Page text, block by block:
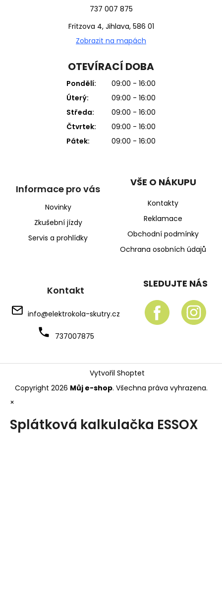
737 007 875
Fritzova 4, Jihlava, 586 01
Zobrazit na mapách
OTEVÍRACÍ DOBA
Pondělí:
09:00 - 16:00
Úterý:
09:00 - 16:00
Středa:
09:00 - 16:00
Čtvrtek:
09:00 - 16:00
Pátek:
09:00 - 16:00
Informace pro vás
Novinky
Zkušební jízdy
Servis a prohlídky
VŠE O NÁKUPU
Kontakty
Reklamace
Obchodní podmínky
Ochrana osobních údajů
Kontakt
info@elektrokola-skutry.cz
737007875
SLEDUJTE NÁS
Vytvořil Shoptet
Copyright 2026 Můj e-shop. Všechna práva vyhrazena.
×
Splátková kalkulačka ESSOX